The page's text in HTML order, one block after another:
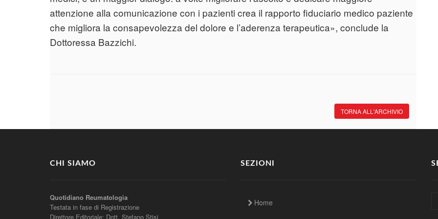
attenzione alla comunicazione con i pazienti crea il rapporto fiduciario medico paziente
che migliora la consapevolezza del dolore e l’aderenza terapeutica», conclude la
Dottoressa Bazzichi.
TORNA ALL'ARCHIVIO
CHI SIAMO
Quotidiano Reumatologia
Testata in fase di Registrazione
Direttore Editoriale: Dott. Stefano Stisi
SEZIONI
Home